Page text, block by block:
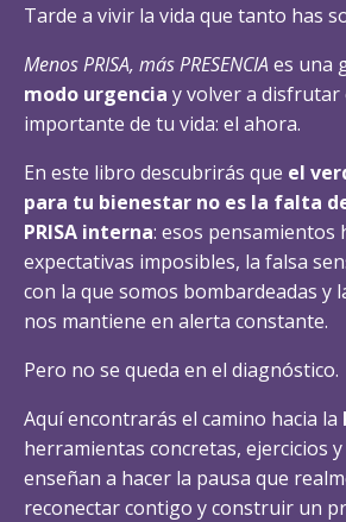
Tarde a vivir la vida que tanto has
Menos PRISA, más PRESENCIA es una
modo urgencia y volver a disfrutar
importante de tu vida: el ahora.
En este libro descubrirás que el
para tu bienestar no es la falta
PRISA interna: esos pensamientos
expectativas imposibles, la falsa
con la que somos bombardeadas y
nos mantiene en alerta constante.
Pero no se queda en el diagnóstico.
Aquí encontrarás el camino hacia la
herramientas concretas, ejercicios
enseñan a hacer la pausa que
reconectar contigo y construir un